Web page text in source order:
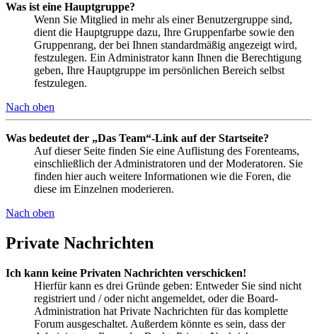
Was ist eine Hauptgruppe?
Wenn Sie Mitglied in mehr als einer Benutzergruppe sind,
dient die Hauptgruppe dazu, Ihre Gruppenfarbe sowie den
Gruppenrang, der bei Ihnen standardmäßig angezeigt wird,
festzulegen. Ein Administrator kann Ihnen die Berechtigung
geben, Ihre Hauptgruppe im persönlichen Bereich selbst
festzulegen.
Nach oben
Was bedeutet der „Das Team“-Link auf der Startseite?
Auf dieser Seite finden Sie eine Auflistung des Forenteams,
einschließlich der Administratoren und der Moderatoren. Sie
finden hier auch weitere Informationen wie die Foren, die
diese im Einzelnen moderieren.
Nach oben
Private Nachrichten
Ich kann keine Privaten Nachrichten verschicken!
Hierfür kann es drei Gründe geben: Entweder Sie sind nicht
registriert und / oder nicht angemeldet, oder die Board-
Administration hat Private Nachrichten für das komplette
Forum ausgeschaltet. Außerdem könnte es sein, dass der